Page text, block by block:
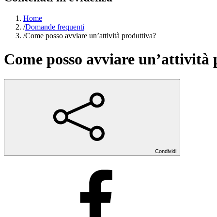
Home
/Domande frequenti
/Come posso avviare un’attività produttiva?
Come posso avviare
Condividi